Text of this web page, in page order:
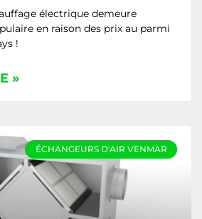
électrique demeure
en raison des prix au parmi
!
»
ÉCHANGEURS D'AIR VENMAR